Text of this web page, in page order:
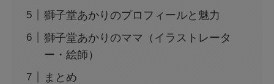
獅子堂あかりのプロフィールと魅力
獅子堂あかりのママ（イラストレータ
ー・絵師）
まとめ